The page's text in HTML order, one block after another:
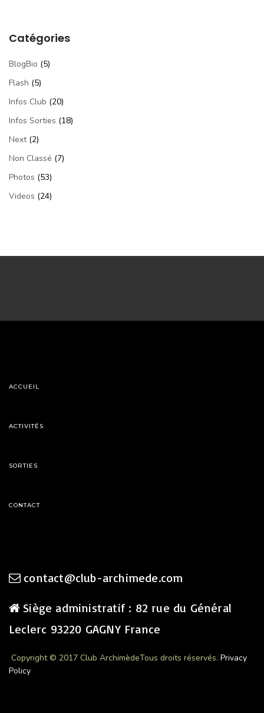
Catégories
BlogBio (5)
Flash (5)
Infos Club (20)
Infos Sorties (18)
Next(2)
Non Classé (7)
Photos (53)
Videos (24)
ACCUEIL
ACTIVITÉS
SORTIES
CONTACT
contact@club-archimede.com
Siège administratif : 82 rue du Général
Leclerc 93220 GAGNY France
Copyright © 2017 Club ArchimèdeTous droits réservés. Privacy
Policy